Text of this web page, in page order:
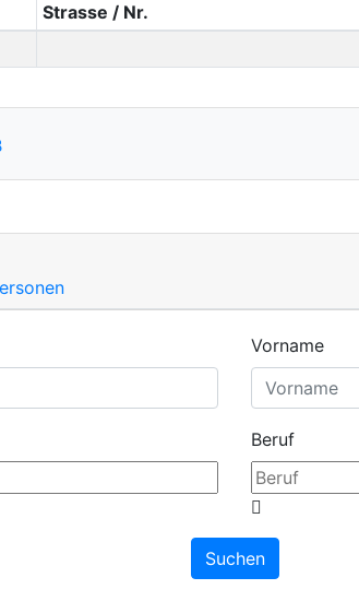
Strasse / Nr.
Vorname
Beruf